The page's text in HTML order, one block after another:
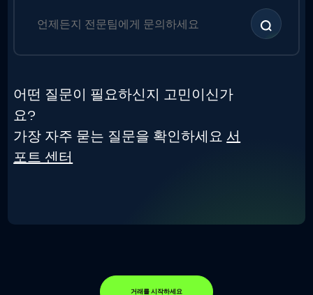
어떤 질문이 필요하신지 고민이신가
요?
가장 자주 묻는 질문을 확인하세요 서
포트 센터
거래를 시작하세요